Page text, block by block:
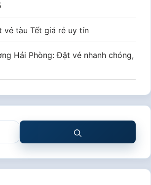
vé tàu Tết giá rẻ uy tín
Hải Phòng: Đặt vé nhanh chóng,